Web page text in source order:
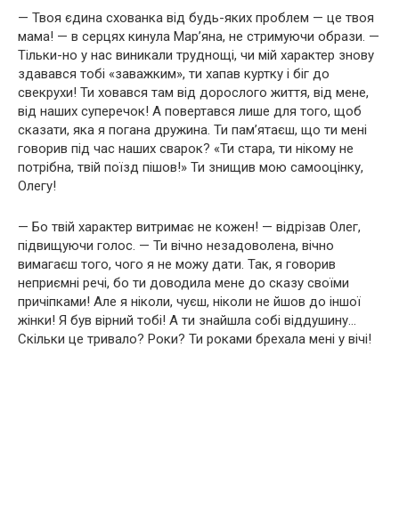
— Твоя єдина схованка від будь-яких проблем — це твоя
мама! — в серцях кинула Мар’яна, не стримуючи образи. —
Тільки-но у нас виникали труднощі, чи мій характер знову
здавався тобі «заважким», ти хапав куртку і біг до
свекрухи! Ти ховався там від дорослого життя, від мене,
від наших суперечок! А повертався лише для того, щоб
сказати, яка я погана дружина. Ти пам’ятаєш, що ти мені
говорив під час наших сварок? «Ти стара, ти нікому не
потрібна, твій поїзд пішов!» Ти знищив мою самооцінку,
Олегу!
— Бо твій характер витримає не кожен! — відрізав Олег,
підвищуючи голос. — Ти вічно незадоволена, вічно
вимагаєш того, чого я не можу дати. Так, я говорив
неприємні речі, бо ти доводила мене до сказу своїми
причіпками! Але я ніколи, чуєш, ніколи не йшов до іншої
жінки! Я був вірний тобі! А ти знайшла собі віддушину…
Скільки це тривало? Роки? Ти роками брехала мені у вічі!